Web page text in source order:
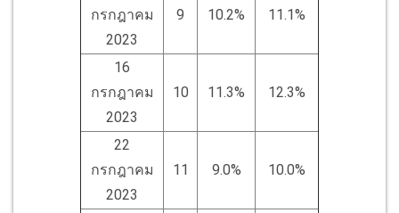
กรกฎาคม
2023
9 10.2% 11.1%
16
กรกฎาคม
2023
10 11.3% 12.3%
22
กรกฎาคม
2023
11 9.0% 10.0%